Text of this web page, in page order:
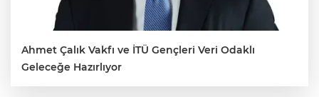
Ahmet Çalık Vakfı ve İTÜ Gençleri Veri Odaklı
Geleceğe Hazırlıyor